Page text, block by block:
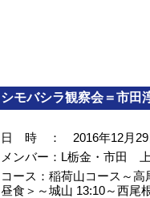
シモバシラ観察会＝市田
日 時 ： 2016年12月29
メンバー：L栃金・市田
コース：稲荷山コース～高
昼食＞～城山 13:10～西尾